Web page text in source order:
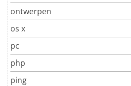
ontwerpen
os x
pc
php
ping